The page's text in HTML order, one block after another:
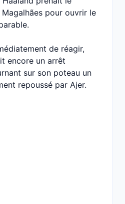
pour ouvrir le
de réagir,
encore un arrêt
sur son poteau un
repoussé par Ajer.